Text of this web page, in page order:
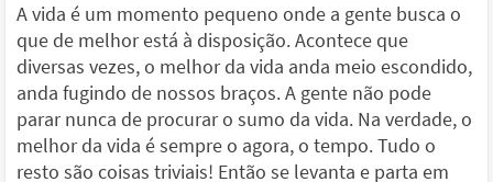
A vida é um momento pequeno onde a gente busca o
que de melhor está à disposição. Acontece que
diversas vezes, o melhor da vida anda meio escondido,
anda fugindo de nossos braços. A gente não pode
parar nunca de procurar o sumo da vida. Na verdade, o
melhor da vida é sempre o agora, o tempo. Tudo o
resto são coisas triviais! Então se levanta e parta em